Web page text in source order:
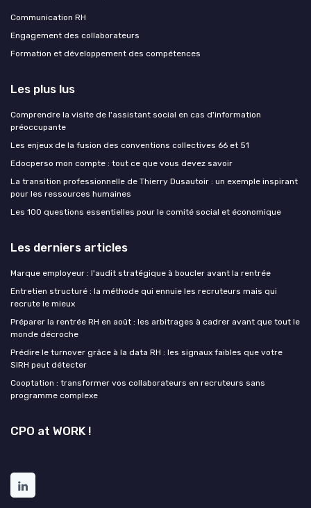
Communication RH
Engagement des collaborateurs
Formation et développement des compétences
Les plus lus
Comprendre la visite de l'assistant social en cas d'information
préoccupante
Les enjeux de la fusion des conventions collectives 66 et 51
Edocperso mon compte : tout ce que vous devez savoir
La transition professionnelle de Thierry Dusautoir : un exemple inspirant
pour les ressources humaines
Les 100 questions essentielles pour le comité social et économique
Les derniers articles
Marque employeur : l'audit stratégique à boucler avant la rentrée
Entretien structuré : la méthode qui ennuie les recruteurs mais qui
recrute le mieux
Préparer la rentrée RH en août : les arbitrages à cadrer avant que tout le
monde décroche
Prédire le turnover grâce à la data RH : les signaux faibles que votre
SIRH peut détecter
Cooptation : transformer vos collaborateurs en recruteurs sans
programme complexe
CPO at WORK !